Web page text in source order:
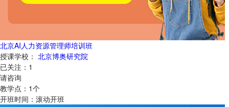
北京AI人力资源管理师培训班
授课学校： 北京博奥研究院
已关注： 1
请咨询
教学点： 1个
开班时间： 滚动开班